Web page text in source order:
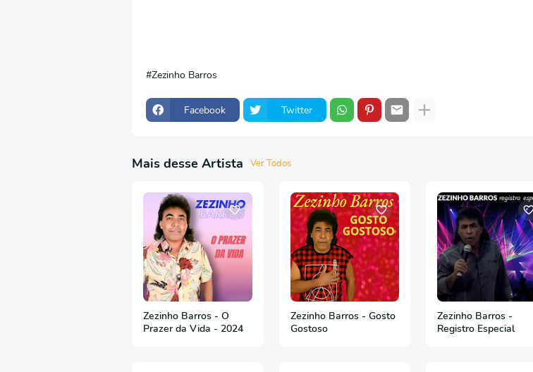
Zezinho Barros
Facebook Twitter
Mais desse Artista Ver Todos
Zezinho Barros - O
Prazer da Vida - 2024
Zezinho Barros - Gosto
Gostoso
Zezinho Barros -
Registro Especial